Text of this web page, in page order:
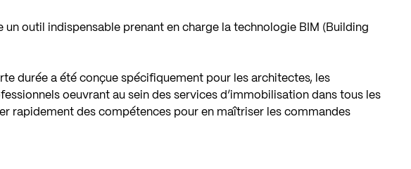
un outil indispensable prenant en charge la technologie BIM (Building
durée a été conçue spécifiquement pour les architectes, les
oeuvrant au sein des services d’immobilisation dans tous les
rapidement des compétences pour en maîtriser les commandes